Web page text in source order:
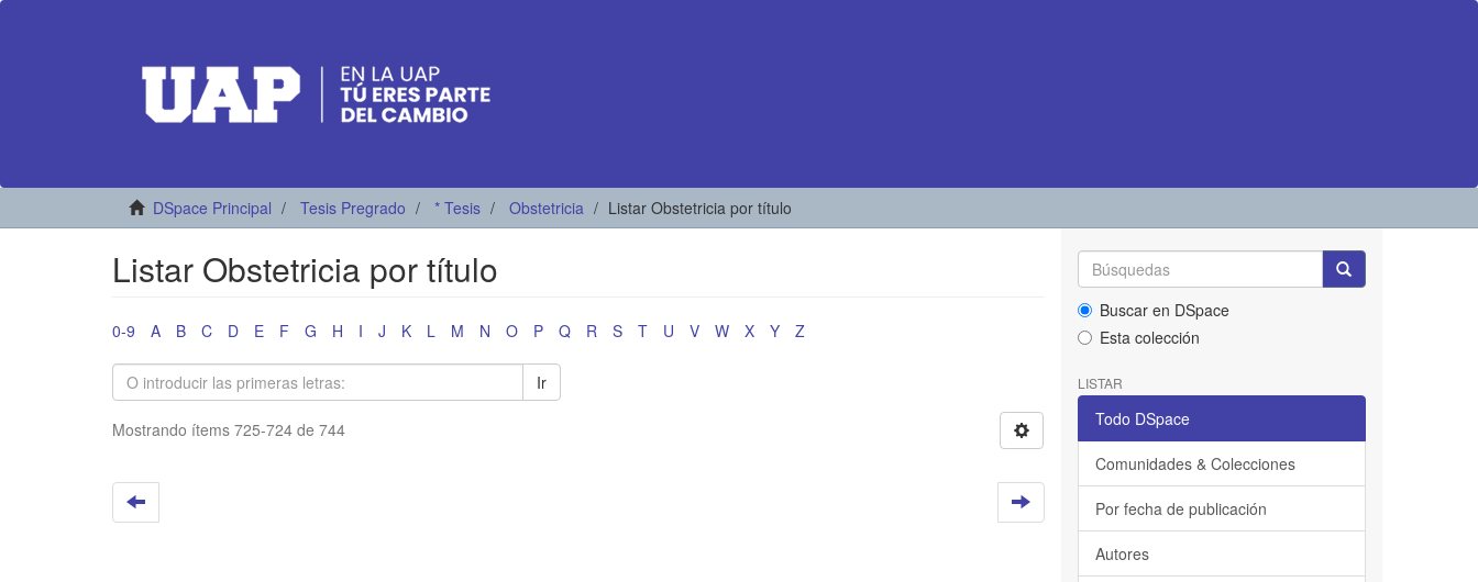
DSpace Principal Tesis Pregrado * Tesis Obstetricia Listar Obstetricia por título
Listar Obstetricia por título
0-9 A B C D E F G H I J K L M N O P Q R S T U V W X Y Z
Ir
Mostrando ítems 725-724 de 744
Buscar en DSpace
Esta colección
LISTAR
Todo DSpace
Comunidades & Colecciones
Por fecha de publicación
Autores